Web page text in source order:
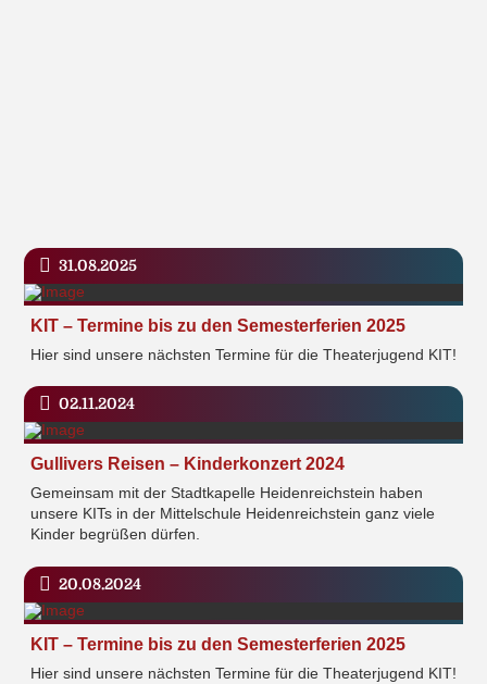
31.08.2025
KIT – Termine bis zu den Semesterferien 2025
Hier sind unsere nächsten Termine für die Theaterjugend KIT!
02.11.2024
Gullivers Reisen – Kinderkonzert 2024
Gemeinsam mit der Stadtkapelle Heidenreichstein haben
unsere KITs in der Mittelschule Heidenreichstein ganz viele
Kinder begrüßen dürfen.
20.08.2024
KIT – Termine bis zu den Semesterferien 2025
Hier sind unsere nächsten Termine für die Theaterjugend KIT!